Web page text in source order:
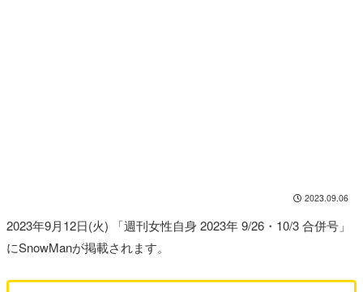
2023.09.06
2023年9月12日(火) 「週刊女性自身 2023年 9/26・10/3 合併号」
にSnowManが掲載されます。